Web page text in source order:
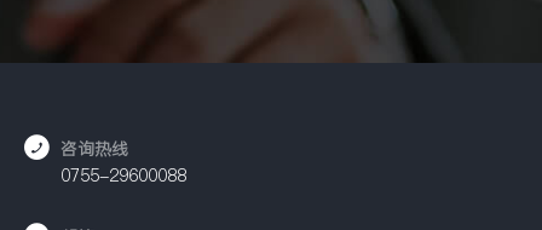
咨询热线
0755-29600088